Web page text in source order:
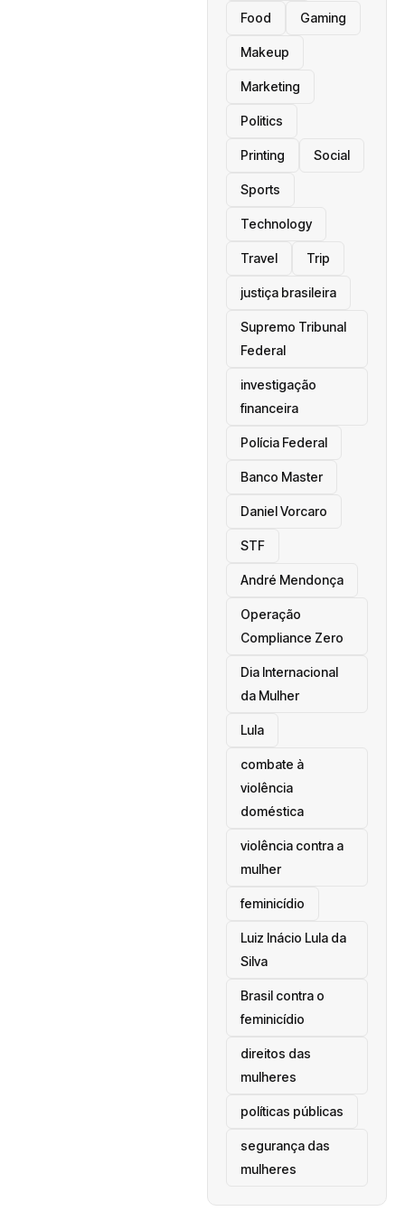
Food Gaming
Makeup
Marketing
Politics
Printing Social
Sports
Technology
Travel Trip
justiça brasileira
Supremo Tribunal
Federal
investigação
financeira
Polícia Federal
Banco Master
Daniel Vorcaro
STF
André Mendonça
Operação
Compliance Zero
Dia Internacional
da Mulher
Lula
combate à
violência
doméstica
violência contra a
mulher
feminicídio
Luiz Inácio Lula da
Silva
Brasil contra o
feminicídio
direitos das
mulheres
políticas públicas
segurança das
mulheres